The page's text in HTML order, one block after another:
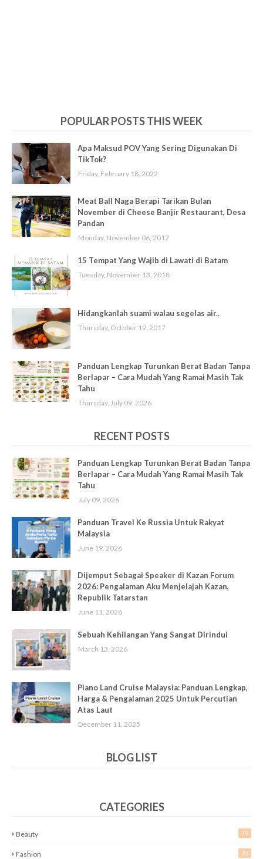
POPULAR POSTS THIS WEEK
Apa Maksud POV Yang Sering Digunakan Di
TikTok?
Friday, February 18, 2022
Meat Ball Naga Berapi Tarikan Bulan
November di Cheese Banjir Restaurant, Desa
Pandan
Monday, November 06, 2017
15 Tempat Yang Wajib di Lawati di Batam
Tuesday, November 13, 2018
Hidangkanlah suami walau segelas air..
Thursday, October 19, 2017
Panduan Lengkap Turunkan Berat Badan Tanpa
Berlapar – Cara Mudah Yang Ramai Masih Tak
Tahu
Thursday, July 09, 2026
RECENT POSTS
Panduan Lengkap Turunkan Berat Badan Tanpa
Berlapar – Cara Mudah Yang Ramai Masih Tak
Tahu
July 09, 2026
Panduan Travel Ke Russia Untuk Rakyat
Malaysia
June 19, 2026
Dijemput Sebagai Speaker di Kazan Forum
2026: Pengalaman Aku Menjelajah Kazan,
Republik Tatarstan
June 11, 2026
Sebuah Kehilangan Yang Sangat Dirindui
March 13, 2026
Piano Land Cruise Malaysia: Panduan Lengkap,
Harga & Pengalaman 2025 Untuk Percutian
Atas Laut
December 11, 2025
BLOG LIST
CATEGORIES
Beauty 79
Fashion 28